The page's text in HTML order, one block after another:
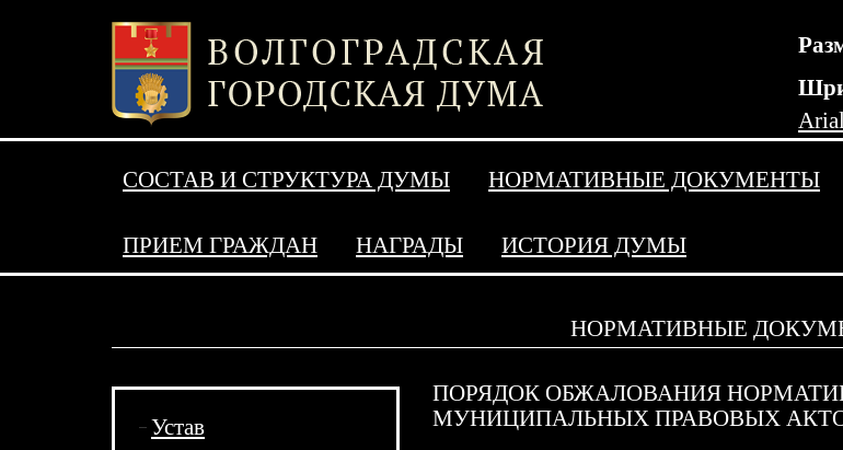
СОСТАВ И СТРУКТУРА ДУМЫ НОРМАТИВНЫЕ ДОКУМЕНТЫ
ПРИЕМ ГРАЖДАН НАГРАДЫ ИСТОРИЯ ДУМЫ
НОРМАТИВНЫЕ
Устав
ПОРЯДОК ОБЖАЛОВАНИЯ
МУНИЦИПАЛЬНЫХ ПРАВОВЫХ